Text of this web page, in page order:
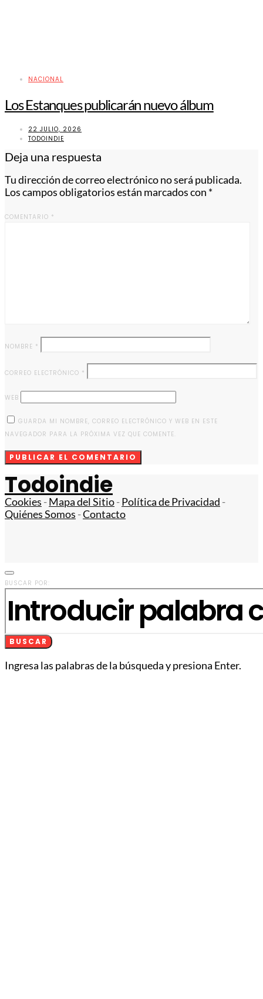
NACIONAL
Los Estanques publicarán nuevo álbum
22 JULIO, 2026
TODOINDIE
Deja una respuesta
Tu dirección de correo electrónico no será publicada.
Los campos obligatorios están marcados con *
COMENTARIO *
NOMBRE *
CORREO ELECTRÓNICO *
WEB
GUARDA MI NOMBRE, CORREO ELECTRÓNICO Y WEB EN ESTE
NAVEGADOR PARA LA PRÓXIMA VEZ QUE COMENTE.
Todoindie
Cookies -Mapa del Sitio-Política de Privacidad -
Quiénes Somos -Contacto
BUSCAR POR:
BUSCAR
Ingresa las palabras de la búsqueda y presiona Enter.